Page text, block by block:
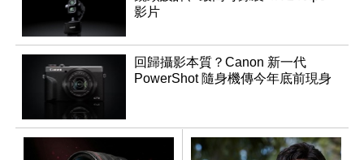
影片
回歸攝影本質？Canon 新一代
PowerShot 隨身機傳今年底前現身